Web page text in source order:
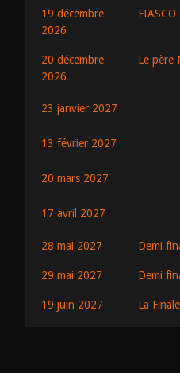
19 décembre
2026
20 décembre
2026
Le père
23 janvier 2027
13 février 2027
20 mars 2027
17 avril 2027
28 mai 2027 Demi
29 mai 2027 Demi
19 juin 2027 La Finale